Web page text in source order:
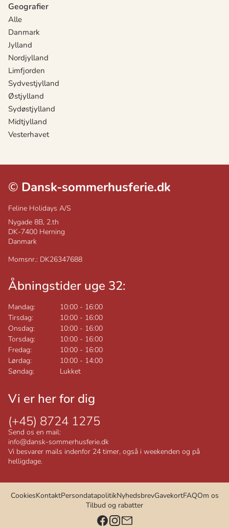
Geografier
Alle
Danmark
Jylland
Nordjylland
Limfjorden
Sydvestjylland
Østjylland
Sydøstjylland
Midtjylland
Vesterhavet
© Dansk-sommerhusferie.dk
Feline Holidays A/S
Nygade 8B, 2.th
DK-7400 Herning
Danmark
Momsnr.: DK26347688
Åbningstider uge 32:
Mandag: 10:00 - 16:00
Tirsdag:
10:00 - 16:00
Onsdag:
10:00 - 16:00
Torsdag:
10:00 - 16:00
Fredag:
10:00 - 16:00
Lørdag:
10:00 - 14:00
Søndag:
Lukket
Vi er her for dig
(+45) 8724 1275
Send os en mail:
info@dansk-sommerhusferie.dk
Vi besvarer mails indenfor 24 timer, også i weekenden og på
helligdage.
CookiesKontaktPersondatapolitikNyhedsbrevGavekortFAQOm os
Tilbud og rabatter